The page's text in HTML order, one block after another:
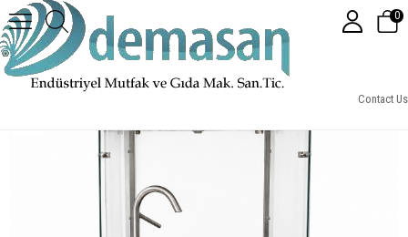
Contact Us
0
DEM05/36-Ahşap Kaplama 36 Litre Yayık Ayran Makinası